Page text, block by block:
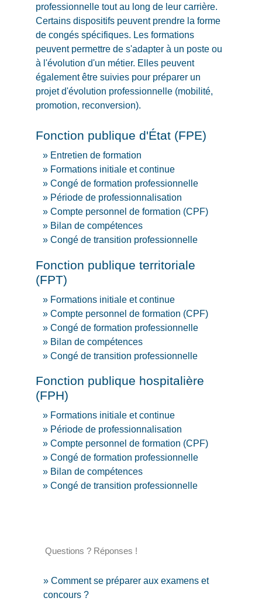
professionnelle tout au long de leur carrière.
Certains dispositifs peuvent prendre la forme
de congés spécifiques. Les formations
peuvent permettre de s'adapter à un poste ou
à l'évolution d'un métier. Elles peuvent
également être suivies pour préparer un
projet d'évolution professionnelle (mobilité,
promotion, reconversion).
Fonction publique d'État (FPE)
Entretien de formation
Formations initiale et continue
Congé de formation professionnelle
Période de professionnalisation
Compte personnel de formation (CPF)
Bilan de compétences
Congé de transition professionnelle
Fonction publique territoriale
(FPT)
Formations initiale et continue
Compte personnel de formation (CPF)
Congé de formation professionnelle
Bilan de compétences
Congé de transition professionnelle
Fonction publique hospitalière
(FPH)
Formations initiale et continue
Période de professionnalisation
Compte personnel de formation (CPF)
Congé de formation professionnelle
Bilan de compétences
Congé de transition professionnelle
Questions ? Réponses !
Comment se préparer aux examens et
concours ?